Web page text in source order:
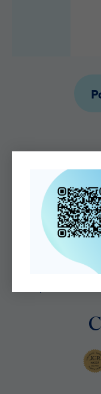
Vodaje
O kvaliteti našeg
brojna
nezavisne